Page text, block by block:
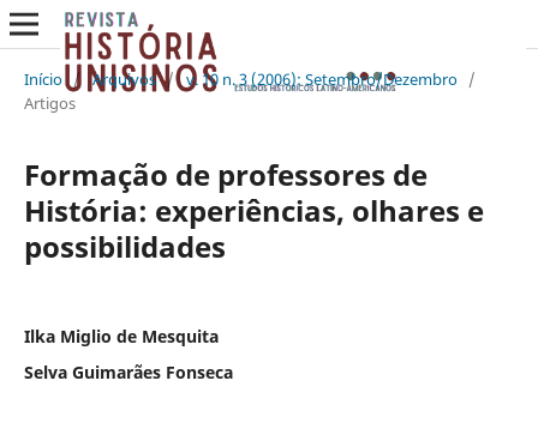
Início / Arquivos / v. 10 n. 3 (2006): Setembro/Dezembro /
Artigos
Formação de professores de
História: experiências, olhares e
possibilidades
Ilka Miglio de Mesquita
Selva Guimarães Fonseca